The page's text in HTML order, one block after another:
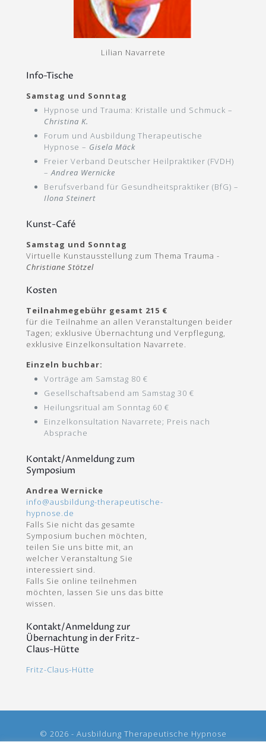
Lilian Navarrete
Info-Tische
Samstag und Sonntag
Hypnose und Trauma: Kristalle und Schmuck –
Christina K.
Forum und Ausbildung Therapeutische
Hypnose – Gisela Mäck
Freier Verband Deutscher Heilpraktiker (FVDH)
–Andrea Wernicke
Berufsverband für Gesundheitspraktiker (BfG) –
Ilona Steinert
Kunst-Café
Samstag und Sonntag
Virtuelle Kunstausstellung zum Thema Trauma -
Christiane Stötzel
Kosten
Teilnahmegebühr gesamt 215 €
für die Teilnahme an allen Veranstaltungen beider
Tagen; exklusive Übernachtung und Verpflegung,
exklusive Einzelkonsultation Navarrete.
Einzeln buchbar:
Vorträge am Samstag 80 €
Gesellschaftsabend am Samstag 30 €
Heilungsritual am Sonntag 60 €
Einzelkonsultation Navarrete; Preis nach
Absprache
Kontakt/Anmeldung zum
Symposium
Andrea Wernicke
info@ausbildung-therapeutische-
hypnose.de
Falls Sie nicht das gesamte
Symposium buchen möchten,
teilen Sie uns bitte mit, an
welcher Veranstaltung Sie
interessiert sind.
Falls Sie online teilnehmen
möchten, lassen Sie uns das bitte
wissen.
Kontakt/Anmeldung zur
Übernachtung in der Fritz-
Claus-Hütte
Fritz-Claus-Hütte
© 2026 - Ausbildung Therapeutische Hypnose